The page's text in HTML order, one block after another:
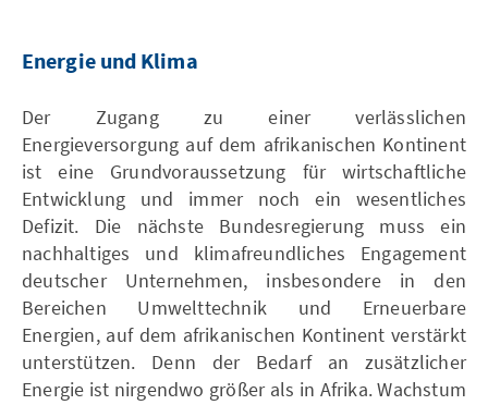
Energie und Klima
Der Zugang zu einer verlässlichen
Energieversorgung auf dem afrikanischen Kontinent
ist eine Grundvoraussetzung für wirtschaftliche
Entwicklung und immer noch ein wesentliches
Defizit. Die nächste Bundesregierung muss ein
nachhaltiges und klimafreundliches Engagement
deutscher Unternehmen, insbesondere in den
Bereichen Umwelttechnik und Erneuerbare
Energien, auf dem afrikanischen Kontinent verstärkt
unterstützen. Denn der Bedarf an zusätzlicher
Energie ist nirgendwo größer als in Afrika. Wachstum